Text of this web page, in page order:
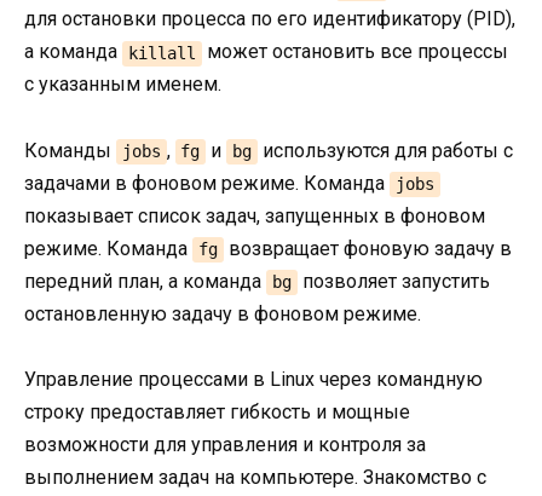
для остановки процесса по его идентификатору (PID),
а команда
killall
может остановить все процессы
с указанным именем.
Команды jobs , fg и bg
используются для работы с
задачами в фоновом режиме. Команда
jobs
показывает список задач, запущенных в фоновом
режиме. Команда
fg
возвращает фоновую задачу в
передний план, а команда
bg
позволяет запустить
остановленную задачу в фоновом режиме.
Управление процессами в Linux через командную
строку предоставляет гибкость и мощные
возможности для управления и контроля за
выполнением задач на компьютере. Знакомство с